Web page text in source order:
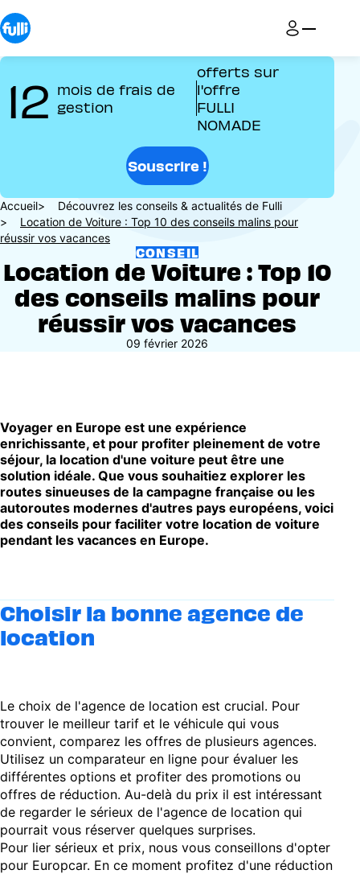
Aller
au
contenu
principal
12 mois de frais de
gestion
offerts sur
l'offre
FULLI
NOMADE
Souscrire !
Fil
d'Ariane
Accueil
Découvrez les conseils & actualités de Fulli
Location de Voiture : Top 10 des conseils malins pour
réussir vos vacances
CONSEIL
Location de Voiture : Top 10
des conseils malins pour
réussir vos vacances
09 février 2026
Voyager en Europe est une expérience
enrichissante, et pour profiter pleinement de votre
séjour, la location d'une voiture peut être une
solution idéale. Que vous souhaitiez explorer les
routes sinueuses de la campagne française ou les
autoroutes modernes d'autres pays européens, voici
des conseils pour faciliter votre location de voiture
pendant les vacances en Europe.
Choisir la bonne agence de
location
Le choix de l'agence de location est crucial. Pour
trouver le meilleur tarif et le véhicule qui vous
convient, comparez les offres de plusieurs agences.
Utilisez un comparateur en ligne pour évaluer les
différentes options et profiter des promotions ou
offres de réduction. Au-delà du prix il est intéressant
de regarder le sérieux de l'agence de location qui
pourrait vous réserver quelques surprises.
Pour lier sérieux et prix, nous vous conseillons d'opter
pour Europcar. En ce moment profitez d'une réduction